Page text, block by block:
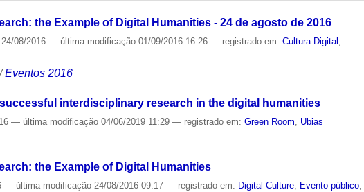
the Example of Digital Humanities - 24 de agosto de 2016
24/08/2016— última modificação 01/09/2016 16:26— registrado em:Cultura Digital
/Eventos 2016
interdisciplinary research in the digital humanities
— última modificação 04/06/2019 11:29— registrado em:Green Room Ubias
the Example of Digital Humanities
— última modificação 24/08/2016 09:17— registrado em: Digital Culture, Evento público,